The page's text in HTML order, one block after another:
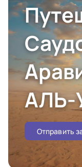
АЛЬ-
Отправить